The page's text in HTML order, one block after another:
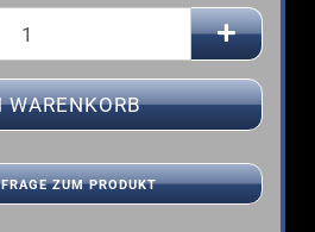
FRAGE ZUM PRODUKT